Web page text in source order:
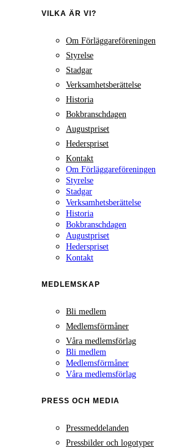
VILKA ÄR VI?
Om Förläggareföreningen
Styrelse
Stadgar
Verksamhetsberättelse
Historia
Bokbranschdagen
Augustpriset
Hederspriset
Kontakt
Om Förläggareföreningen
Styrelse
Stadgar
Verksamhetsberättelse
Historia
Bokbranschdagen
Augustpriset
Hederspriset
Kontakt
MEDLEMSKAP
Bli medlem
Medlemsförmåner
Våra medlemsförlag
Bli medlem
Medlemsförmåner
Våra medlemsförlag
PRESS OCH MEDIA
Pressmeddelanden
Pressbilder och logotyper